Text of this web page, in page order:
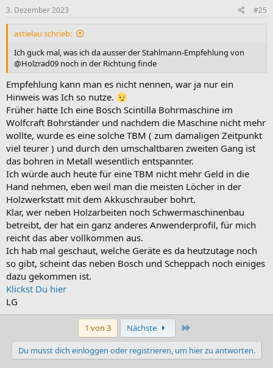
3. Dezember 2023 #25
astielau schrieb:
Ich guck mal, was ich da ausser der Stahlmann-Empfehlung von
@Holzrad09 noch in der Richtung finde
Empfehlung kann man es nicht nennen, war ja nur ein
Hinweis was Ich so nutze.
Früher hatte Ich eine Bosch Scintilla Bohrmaschine im
Wolfcraft Bohrständer und nachdem die Maschine nicht mehr
wollte, wurde es eine solche TBM ( zum damaligen Zeitpunkt
viel teurer ) und durch den umschaltbaren zweiten Gang ist
das bohren in Metall wesentlich entspannter.
Ich würde auch heute für eine TBM nicht mehr Geld in die
Hand nehmen, eben weil man die meisten Löcher in der
Holzwerkstatt mit dem Akkuschrauber bohrt.
Klar, wer neben Holzarbeiten noch Schwermaschinenbau
betreibt, der hat ein ganz anderes Anwenderprofil, für mich
reicht das aber vollkommen aus.
Ich hab mal geschaut, welche Geräte es da heutzutage noch
so gibt, scheint das neben Bosch und Scheppach noch einiges
dazu gekommen ist.
Klickst Du hier
LG
1 von 3 Nächste
Du musst dich einloggen oder registrieren, um hier zu antworten.